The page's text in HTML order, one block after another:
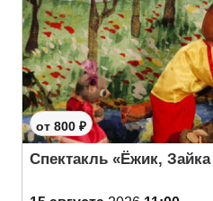
от 800 ₽
Спектакль «Ёжик,